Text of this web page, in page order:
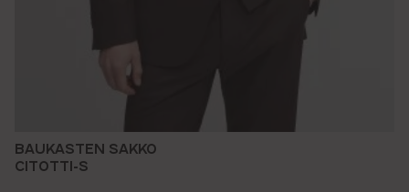
BAUKASTEN SAKKO
CITOTTI-S